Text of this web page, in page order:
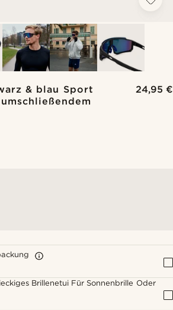
& blau Sport
24,95 €
Brillenetui Für Sonnenbrille Oder